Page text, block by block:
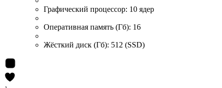
Графический процессор: 10 ядер
Оперативная память (Гб): 16
Жёсткий диск (Гб): 512 (SSD)